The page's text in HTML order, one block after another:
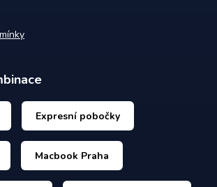
Expresní pobočky
Macbook Praha